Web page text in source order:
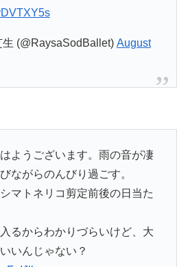
(@RaysaSodBallet) August
ようございます。雨の音が凄
ながらのんびり過ごす。
マトネリコ剪定前後の日当た
るからわかりづらいけど、大
いんじゃない？